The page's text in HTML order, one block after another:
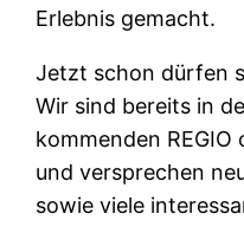
Erlebnis gemacht.
Jetzt schon dürfen
Wir sind bereits in
kommenden
und versprechen
sowie viele